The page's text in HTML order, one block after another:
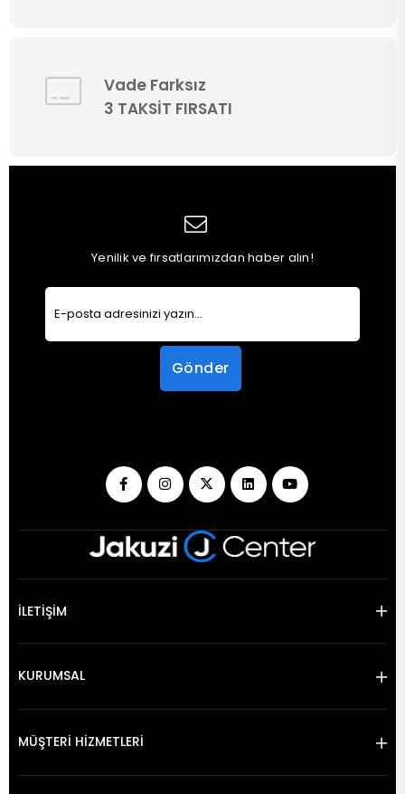
Vade Farksız
3 TAKSİT FIRSATI
Yenilik ve fırsatlarımızdan haber alın!
Gönder
İLETİŞİM
KURUMSAL
MÜŞTERİ HİZMETLERİ